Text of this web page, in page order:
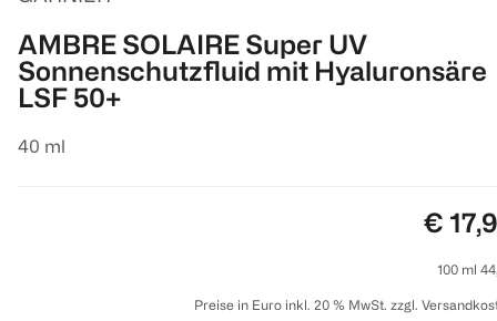
AMBRE SOLAIRE Super UV
Sonnenschutzfluid mit Hyaluronsäre
LSF 50+
40 ml
Preis:
€
100 ml
Preise in Euro inkl. 20 % MwSt. zzgl.